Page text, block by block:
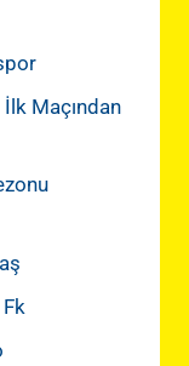
Maçından